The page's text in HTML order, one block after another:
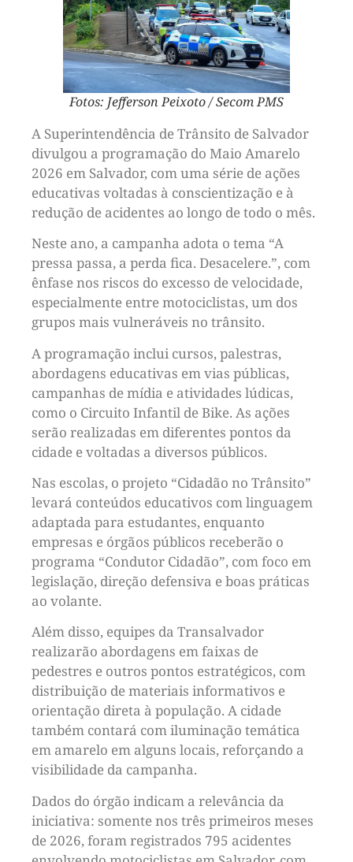
Fotos: Jefferson Peixoto / Secom PMS
A Superintendência de Trânsito de Salvador
divulgou a programação do Maio Amarelo
2026 em Salvador, com uma série de ações
educativas voltadas à conscientização e à
redução de acidentes ao longo de todo o mês.
Neste ano, a campanha adota o tema “A
pressa passa, a perda fica. Desacelere.”, com
ênfase nos riscos do excesso de velocidade,
especialmente entre motociclistas, um dos
grupos mais vulneráveis no trânsito.
A programação inclui cursos, palestras,
abordagens educativas em vias públicas,
campanhas de mídia e atividades lúdicas,
como o Circuito Infantil de Bike. As ações
serão realizadas em diferentes pontos da
cidade e voltadas a diversos públicos.
Nas escolas, o projeto “Cidadão no Trânsito”
levará conteúdos educativos com linguagem
adaptada para estudantes, enquanto
empresas e órgãos públicos receberão o
programa “Condutor Cidadão”, com foco em
legislação, direção defensiva e boas práticas
ao volante.
Além disso, equipes da Transalvador
realizarão abordagens em faixas de
pedestres e outros pontos estratégicos, com
distribuição de materiais informativos e
orientação direta à população. A cidade
também contará com iluminação temática
em amarelo em alguns locais, reforçando a
visibilidade da campanha.
Dados do órgão indicam a relevância da
iniciativa: somente nos três primeiros meses
de 2026, foram registrados 795 acidentes